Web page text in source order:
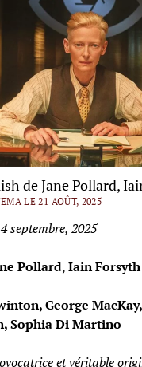
de Jane Pollard,
LE 21 AOÛT, 2025
septembre, 2025
Pollard,Iain Forsyth
George
Sophia Di Martino
et véritable